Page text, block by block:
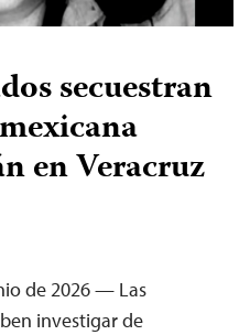
secuestran
en Veracruz
de 2026 — Las
investigar de